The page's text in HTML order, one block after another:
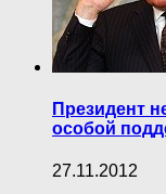
Президент
особой
27.11.2012